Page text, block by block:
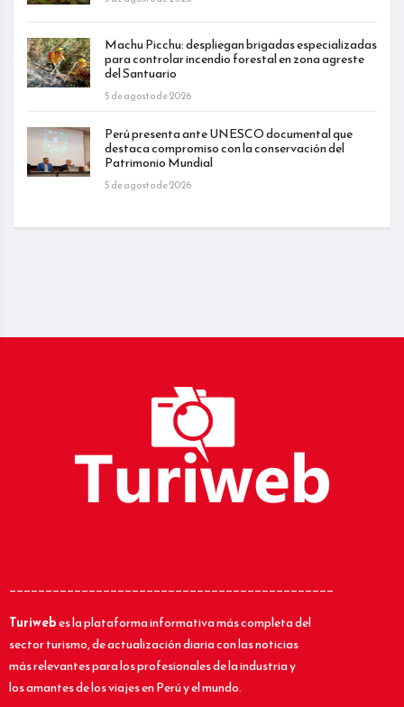
Machu Picchu: despliegan brigadas especializadas
para controlar incendio forestal en zona agreste
del Santuario
5 de agosto de 2026
Perú presenta ante UNESCO documental que
destaca compromiso con la conservación del
Patrimonio Mundial
5 de agosto de 2026
_____________________________________________
Turiwebes la plataforma informativa más completa del
sector turismo, de actualización diaria con las noticias
más relevantes para los profesionales de la industria y
los amantes de los viajes en Perú y el mundo.